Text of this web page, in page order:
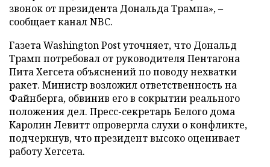
звонок от президента Дональда Трампа», –
сообщает канал NBC.
Газета Washington Post уточняет, что Дональд
Трамп потребовал от руководителя Пентагона
Пита Хегсета объяснений по поводу нехватки
ракет. Министр возложил ответственность на
Файнберга, обвинив его в сокрытии реального
положения дел. Пресс-секретарь Белого дома
Каролин Левитт опровергла слухи о конфликте,
подчеркнув, что президент высоко оценивает
работу Хегсета.